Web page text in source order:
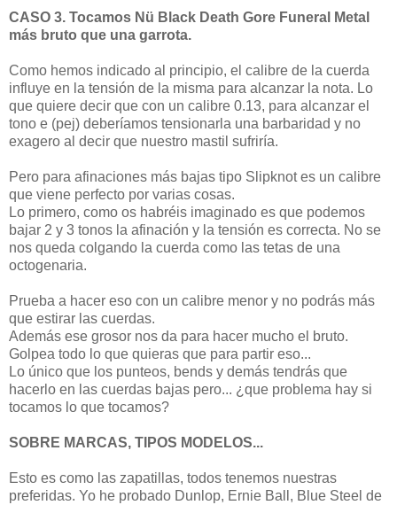
CASO 3. Tocamos Nü Black Death Gore Funeral Metal
más bruto que una garrota.
Como hemos indicado al principio, el calibre de la cuerda
influye en la tensión de la misma para alcanzar la nota. Lo
que quiere decir que con un calibre 0.13, para alcanzar el
tono e (pej) deberíamos tensionarla una barbaridad y no
exagero al decir que nuestro mastil sufriría.
Pero para afinaciones más bajas tipo Slipknot es un calibre
que viene perfecto por varias cosas.
Lo primero, como os habréis imaginado es que podemos
bajar 2 y 3 tonos la afinación y la tensión es correcta. No se
nos queda colgando la cuerda como las tetas de una
octogenaria.
Prueba a hacer eso con un calibre menor y no podrás más
que estirar las cuerdas.
Además ese grosor nos da para hacer mucho el bruto.
Golpea todo lo que quieras que para partir eso...
Lo único que los punteos, bends y demás tendrás que
hacerlo en las cuerdas bajas pero... ¿que problema hay si
tocamos lo que tocamos?
SOBRE MARCAS, TIPOS MODELOS...
Esto es como las zapatillas, todos tenemos nuestras
preferidas. Yo he probado Dunlop, Ernie Ball, Blue Steel de